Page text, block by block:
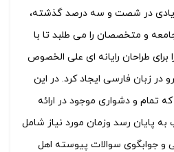
زیادی در شصت و سه درصد گذشته،
و متخصصان را می طلبد تا با
برای طراحان رایانه ای علی الخصوص
در زبان فارسی ایجاد کرد. در این
تمام و دشواری موجود در ارائه
پایان رسد وزمان مورد نیاز شامل
و جوابگوی سوالات پیوسته اهل